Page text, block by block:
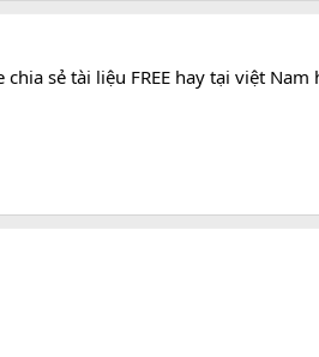
chia sẻ tài liệu FREE hay tại việt Nam